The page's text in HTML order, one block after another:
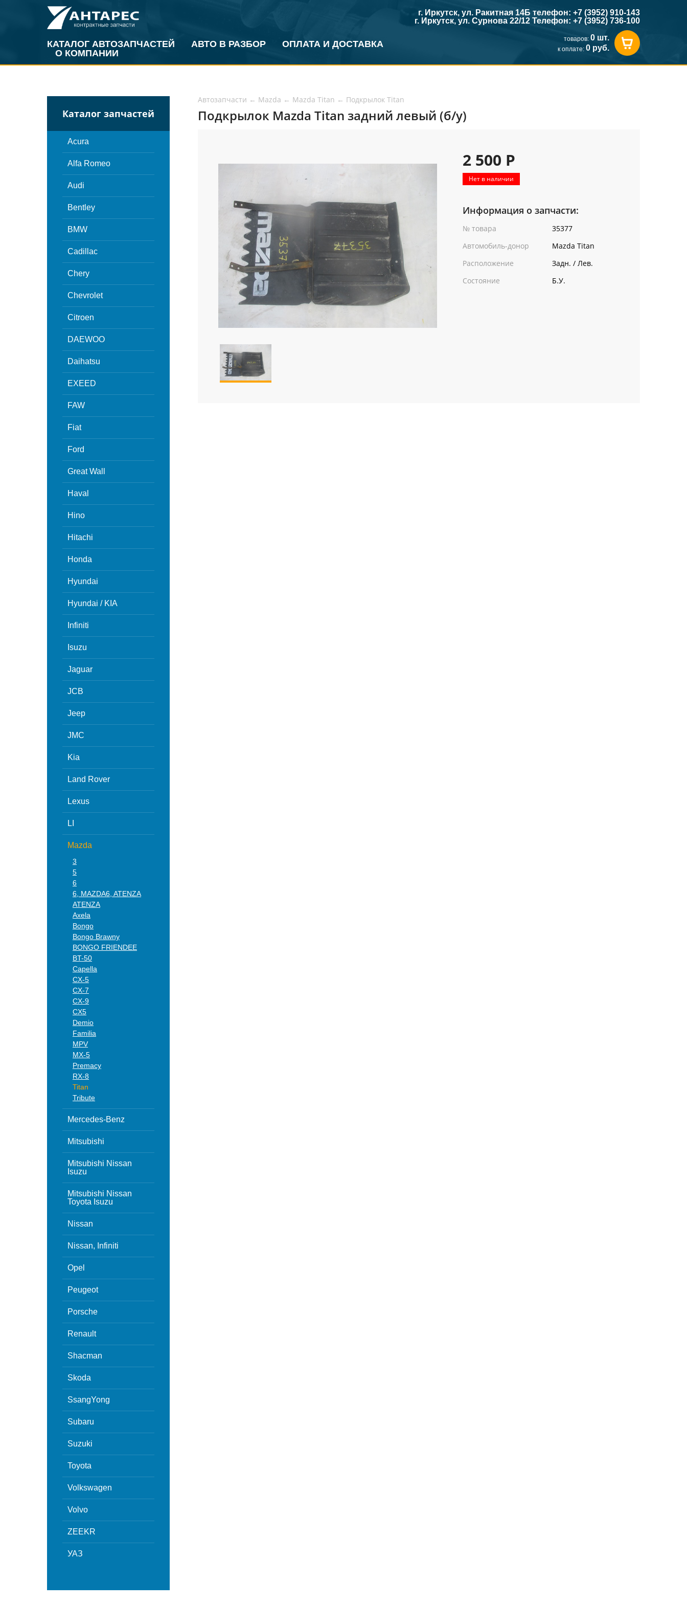
КАТАЛОГ АВТОЗАПЧАСТЕЙ АВТО В РАЗБОР
ОПЛАТА И ДОСТАВКА
О КОМПАНИИ
г. Иркутск, ул. Ракитная 14Б телефон: +7 (3952) 910-143
г. Иркутск, ул. Сурнова 22/12 Телефон: +7 (3952) 736-100
товаров: 0 шт.
к оплате: 0 руб.
Каталог запчастей
Acura
Alfa Romeo
Audi
Bentley
BMW
Cadillac
Chery
Chevrolet
Citroen
DAEWOO
Daihatsu
EXEED
FAW
Fiat
Ford
Great Wall
Haval
Hino
Hitachi
Honda
Hyundai
Hyundai / KIA
Infiniti
Isuzu
Jaguar
JCB
Jeep
JMC
Kia
Land Rover
Lexus
LI
Mazda
3
5
6
6, MAZDA6, ATENZA
ATENZA
Axela
Bongo
Bongo Brawny
BONGO FRIENDEE
BT-50
Capella
CX-5
CX-7
CX-9
CX5
Demio
Familia
MPV
MX-5
Premacy
RX-8
Titan
Tribute
Mercedes-Benz
Mitsubishi
Mitsubishi Nissan
Isuzu
Mitsubishi Nissan
Toyota Isuzu
Nissan
Nissan, Infiniti
Opel
Peugeot
Porsche
Renault
Shacman
Skoda
SsangYong
Subaru
Suzuki
Toyota
Volkswagen
Volvo
ZEEKR
УАЗ
Автозапчасти ← Mazda ← Mazda Titan ← Подкрылок Titan
Подкрылок Mazda Titan задний левый (б/у)
2 500 Р
Нет в наличии
Информация о запчасти:
№ товара
35377
Автомобиль-донор
Mazda Titan
Расположение
Задн. / Лев.
Состояние
Б.У.